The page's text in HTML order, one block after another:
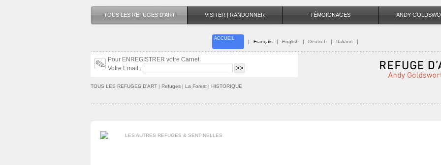
TOUS LES REFUGES D'ART VISITER | RANDONNER TÉMOIGNAGES ANDY
ACCUEIL
| Français | English | Deutsch | Italiano |
Pour ENREGISTRER votre Carnet
Votre Email :
TOUS LES REFUGES D'ART| Refuges | La Forest | HISTORIQUE
LES AUTRES REFUGES & SENTINELLES